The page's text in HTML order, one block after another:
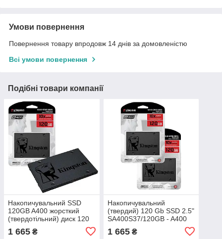
Умови повернення
Повернення товару впродовж 14 днів за домовленістю
Всі умови повернення
Подібні товари компанії
Накопичувальний SSD
120GB A400 жорсткий
(твердотільний) диск 120
SA400S37/120GB 2.5"
1 665 ₴
Накопичувальний
(твердий) 120 Gb SSD 2.5"
SA400S37/120GB - A400
твердотільний диск 120 ГБ
1 665₴